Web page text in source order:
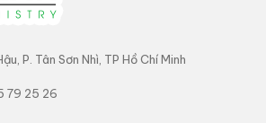
P. Tân Sơn Nhì, TP Hồ Chí Minh
79 25 26